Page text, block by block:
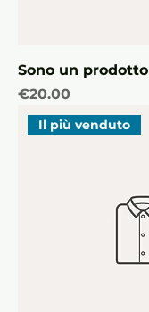
Sono un prodotto
Price
€20.00
Il più venduto